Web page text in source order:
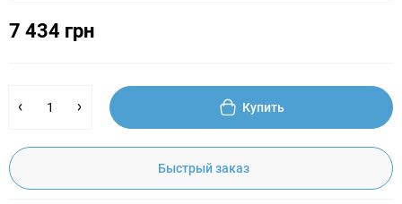
7 434 грн
Купить
Быстрый заказ